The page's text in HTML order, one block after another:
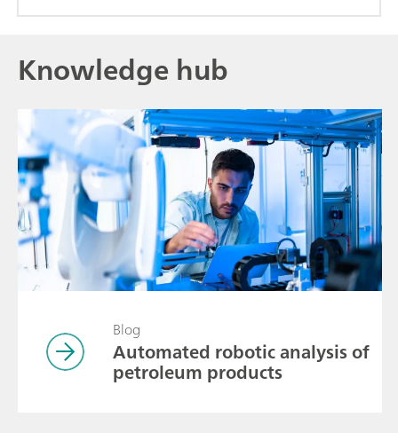
Knowledge hub
Blog
Automated robotic analysis of
petroleum products